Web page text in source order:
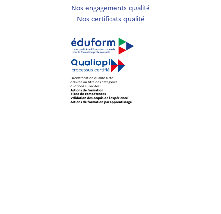
Nos engagements qualité
Nos certificats qualité